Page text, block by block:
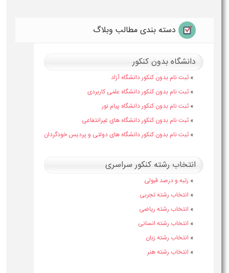
دسته بندی مطالب وبلاگ
دانشگاه بدون کنکور
» ثبت نام بدون کنکور دانشگاه آزاد
» ثبت نام بدون کنکور دانشگاه علمی کاربردی
» ثبت نام بدون کنکور دانشگاه پیام نور
» ثبت نام بدون کنکور دانشگاه های غیرانتفاعی
» ثبت نام بدون کنکور دانشگاه های دولتی و پردیس خودگردان
انتخاب رشته کنکور سراسری
» رتبه و درصد قبولی
» انتخاب رشته تجربی
» انتخاب رشته ریاضی
» انتخاب رشته انسانی
» انتخاب رشته زبان
» انتخاب رشته هنر